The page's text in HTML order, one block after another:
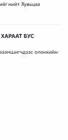
нийт Хувьцаа
БУС
олонхийн